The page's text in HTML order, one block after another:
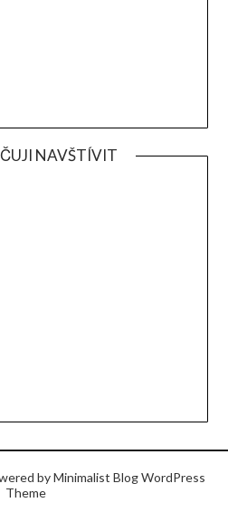
NAVŠTÍVIT
byMinimalist BlogWordPress
Theme